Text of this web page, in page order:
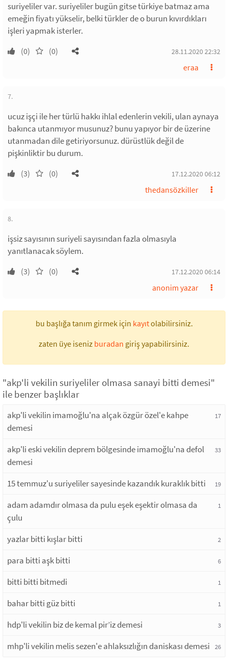
suriyeliler var. suriyeliler bugün gitse türkiye batmaz ama
emeğin fiyatı yükselir, belki türkler de o burun kıvırdıkları
işleri yapmak isterler.
(0) (0) 28.11.2020 22:32
eraa
7.
ucuz işçi ile her türlü hakkı ihlal edenlerin vekili, ulan aynaya
bakınca utanmıyor musunuz? bunu yapıyor bir de üzerine
utanmadan dile getiriyorsunuz. dürüstlük değil de
pişkinliktir bu durum.
(3) (0) 17.12.2020 06:12
thedansözkiller
8.
işsiz sayısının suriyeli sayısından fazla olmasıyla
yanıtlanacak söylem.
(3) (0) 17.12.2020 06:14
anonim yazar
bu başlığa tanım girmek için kayıtolabilirsiniz.
zaten üye iseniz buradan giriş yapabilirsiniz.
"akp'li vekilin suriyeliler olmasa sanayi bitti demesi"
ile benzer başlıklar
akp'li vekilin imamoğlu'na alçak özgür özel'e kahpe
demesi
17
akp'li eski vekilin deprem bölgesinde imamoğlu'na defol
demesi
33
15 temmuz'u suriyeliler sayesinde kazandık kuraklık bitti 19
adam adamdır olmasa da pulu eşek eşektir olmasa da
çulu
1
yazlar bitti kışlar bitti 2
para bitti aşk bitti 6
bitti bitti bitmedi 1
bahar bitti güz bitti 1
hdp'li vekilin biz de kemal pir’iz demesi 3
mhp'li vekilin melis sezen'e ahlaksızlığın daniskası demesi 26